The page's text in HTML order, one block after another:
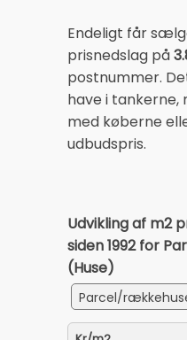
Endeligt får
prisnedslag på
postnummer.
have i tankerne,
med køberne
udbudspris.
Udvikling af m2
siden 1992 for
(Huse)